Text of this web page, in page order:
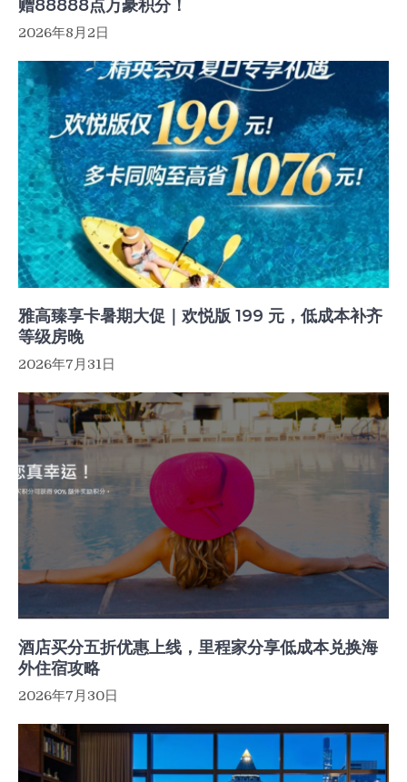
赠88888点万豪积分！
2026年8月2日
雅高臻享卡暑期大促｜欢悦版 199 元，低成本补齐
等级房晚
2026年7月31日
酒店买分五折优惠上线，里程家分享低成本兑换海
外住宿攻略
2026年7月30日